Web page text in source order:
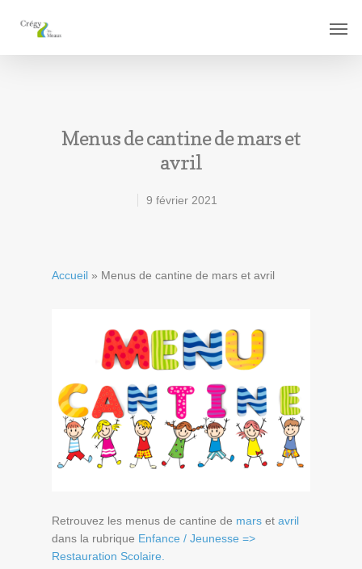
Menus de cantine de mars et
avril
9 février 2021
Accueil » Menus de cantine de mars et avril
Retrouvez les menus de cantine de mars et avril
dans la rubrique Enfance / Jeunesse =>
Restauration Scolaire.